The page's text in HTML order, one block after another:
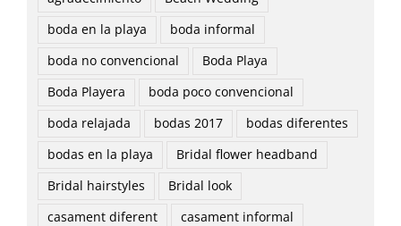
boda en la playa
boda informal
boda no convencional
Boda Playa
Boda Playera
boda poco convencional
boda relajada
bodas 2017
bodas diferentes
bodas en la playa
Bridal flower headband
Bridal hairstyles
Bridal look
casament diferent
casament informal